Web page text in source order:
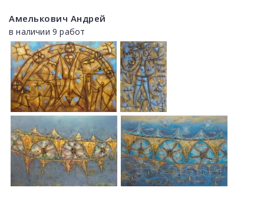
Амелькович Андрей
в наличии 9 работ